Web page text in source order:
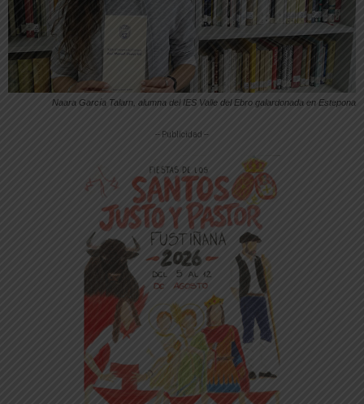
Naara García Talarn, alumna del IES Valle del Ebro galardonada en Estepona
-- Publicidad --